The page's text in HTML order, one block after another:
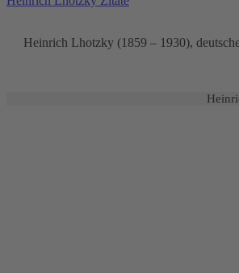
Heinrich Lhotzky (1859 – 1930),